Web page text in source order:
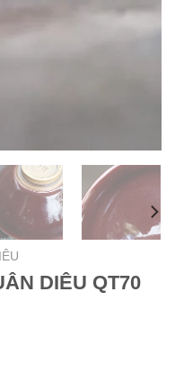
DIÊU QT70